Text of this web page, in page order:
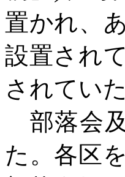
置かれ、
設置され
されていた
部落会
た。各区